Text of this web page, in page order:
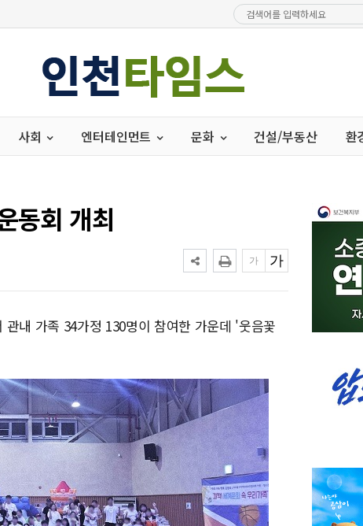
사회 엔터테인먼트 문화 건설/부동산 환
동회 개최
내 가족 34가정 130명이 참여한 가운데 '웃음꽃